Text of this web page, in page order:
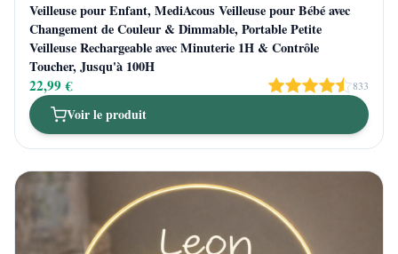
Veilleuse pour Enfant, MediAcous Veilleuse pour Bébé avec
Changement de Couleur & Dimmable, Portable Petite
Veilleuse Rechargeable avec Minuterie 1H & Contrôle
Toucher, Jusqu'à 100H
22,99 € 833
Voir le produit